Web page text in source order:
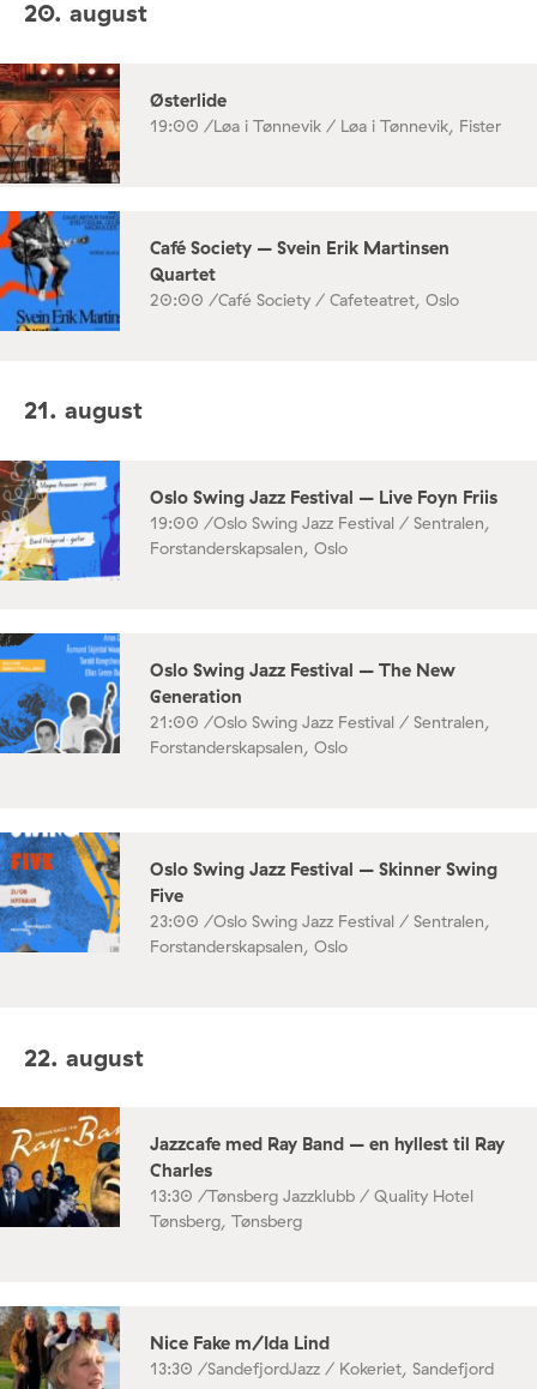
20. august
Østerlide
19:00 /Løa i Tønnevik / Løa i Tønnevik, Fister
Café Society – Svein Erik Martinsen
Quartet
20:00 /Café Society / Cafeteatret, Oslo
21. august
Oslo Swing Jazz Festival – Live Foyn Friis
19:00 /Oslo Swing Jazz Festival / Sentralen,
Forstanderskapsalen, Oslo
Oslo Swing Jazz Festival – The New
Generation
21:00 /Oslo Swing Jazz Festival / Sentralen,
Forstanderskapsalen, Oslo
Oslo Swing Jazz Festival – Skinner Swing
Five
23:00 /Oslo Swing Jazz Festival / Sentralen,
Forstanderskapsalen, Oslo
22. august
Jazzcafe med Ray Band – en hyllest til Ray
Charles
13:30 /Tønsberg Jazzklubb / Quality Hotel
Tønsberg, Tønsberg
Nice Fake m/Ida Lind
13:30 /SandefjordJazz / Kokeriet, Sandefjord